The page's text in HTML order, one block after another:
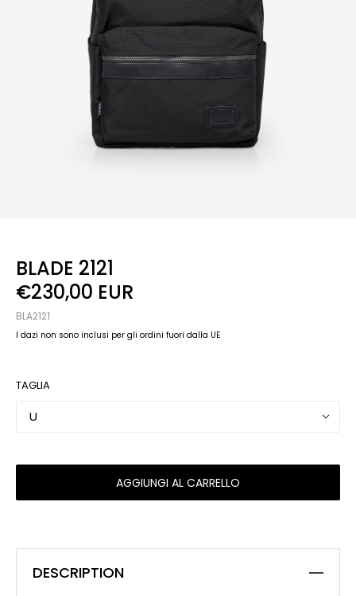
BLADE 2121
€230,00 EUR
BLA2121
I dazi non sono inclusi per gli ordini fuori dalla UE
TAGLIA
U
AGGIUNGI AL CARRELLO
DESCRIPTION